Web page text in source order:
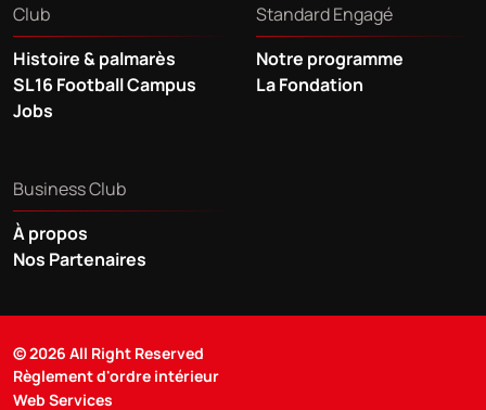
Club
Histoire & palmarès
SL16 Football Campus
Jobs
Standard Engagé
Notre programme
La Fondation
Business Club
À propos
Nos Partenaires
© 2026 All Right Reserved
Règlement d'ordre intérieur
Web Services